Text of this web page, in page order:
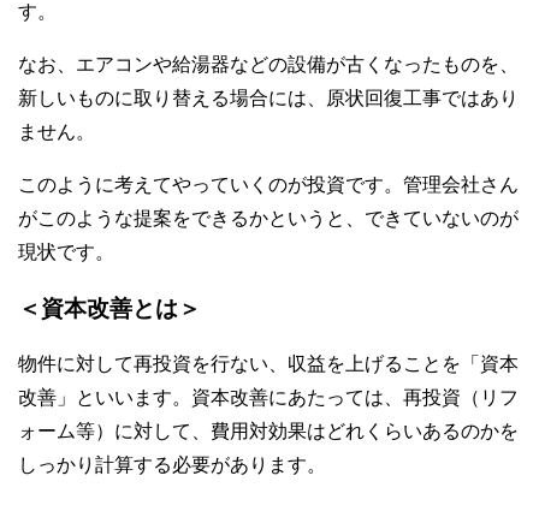
す。
なお、エアコンや給湯器などの設備が古くなったものを、
新しいものに取り替える場合には、原状回復工事ではあり
ません。
このように考えてやっていくのが投資です。管理会社さん
がこのような提案をできるかというと、できていないのが
現状です。
＜資本改善とは＞
物件に対して再投資を行ない、収益を上げることを「資本
改善」といいます。資本改善にあたっては、再投資（リフ
ォーム等）に対して、費用対効果はどれくらいあるのかを
しっかり計算する必要があります。